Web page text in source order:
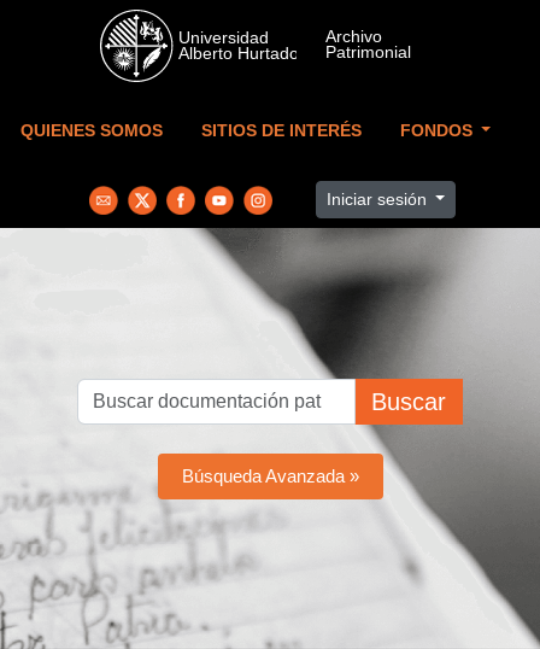
Skip to main content
QUIENES SOMOS SITIOS DE INTERÉS FONDOS
Iniciar sesión
Buscar
Búsqueda Avanzada »